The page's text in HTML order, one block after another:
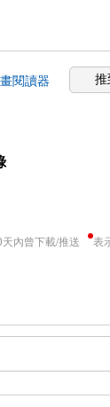
閱讀器 推
內曾下載/推送 表